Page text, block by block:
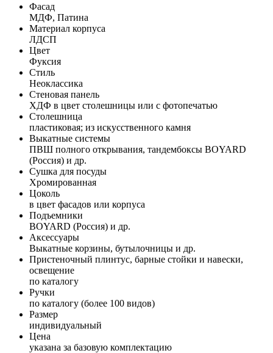
Фасад
МДФ, Патина
Материал корпуса
ЛДСП
Цвет
Фуксия
Стиль
Неоклассика
Стеновая панель
ХДФ в цвет столешницы или с фотопечатью
Столешница
пластиковая; из искусственного камня
Выкатные системы
ПВШ полного открывания, тандембоксы BOYARD
(Россия) и др.
Сушка для посуды
Хромированная
Цоколь
в цвет фасадов или корпуса
Подъемники
BOYARD (Россия) и др.
Аксессуары
Выкатные корзины, бутылочницы и др.
Пристеночный плинтус, барные стойки и навески,
освещение
по каталогу
Ручки
по каталогу (более 100 видов)
Размер
индивидуальный
Цена
указана за базовую комплектацию